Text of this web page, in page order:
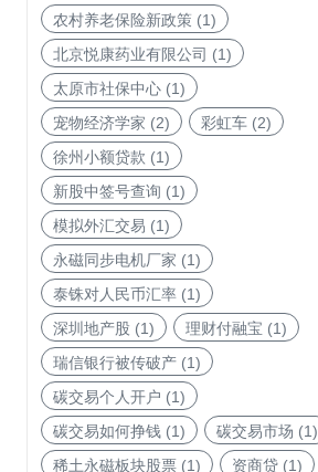
农村养老保险新政策(1)
北京悦康药业有限公司 (1)
太原市社保中心(1)
宠物经济学家 (2) 彩虹车(2)
徐州小额贷款 (1)
新股中签号查询 (1)
模拟外汇交易 (1)
永磁同步电机厂家 (1)
泰铢对人民币汇率(1)
深圳地产股 (1) 理财付融宝 (1)
瑞信银行被传破产(1)
碳交易个人开户 (1)
碳交易如何挣钱(1) 碳交易市场 (1)
稀土永磁板块股票(1) 资商贷(1)